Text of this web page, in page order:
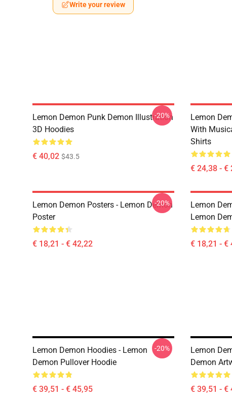
Write your review
Lemon Demon Punk Demon Illustration
3D Hoodies
€ 40,02 $43.5
-20%
Lemon
With
Shirts
€ 24,38 - €
Lemon Demon Posters - Lemon Demon
Poster
€ 18,21 - € 42,22
-20%
Lemon
Lemon
€ 18,21 - €
Lemon Demon Hoodies - Lemon
Demon Pullover Hoodie
€ 39,51 - € 45,95
-20%
Lemon
Demon
€ 39,51 - €